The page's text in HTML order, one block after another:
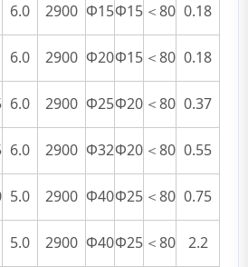
6.0 2900 Φ15Φ15 ＜80 0.18
6.0 2900 Φ20Φ15 ＜80 0.18
6.0 2900 Φ25Φ20 ＜80 0.37
6.0 2900 Φ32Φ20 ＜80 0.55
5.0 2900 Φ40Φ25 ＜80 0.75
5.0 2900 Φ40Φ25 ＜80
2.2